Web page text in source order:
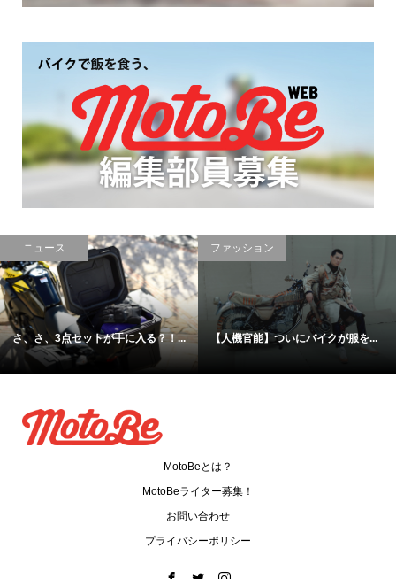
ニュース
さ、さ、3点セットが手に入る？！...
ファッション
【人機官能】ついにバイクが服を...
MotoBeとは？
MotoBeライター募集！
お問い合わせ
プライバシーポリシー